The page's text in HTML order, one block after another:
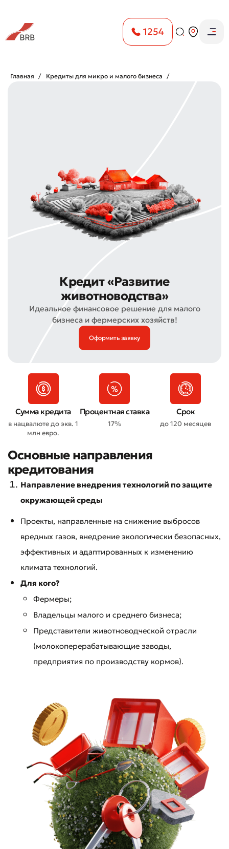
1254
Главная
Кредиты для микро и малого бизнеса
Кредит «Развитие
животноводства»
Идеальное финансовое решение для малого
бизнеса и фермерских хозяйств!
Оформить заявку
Сумма кредита
в нацвалюте до экв. 1
млн евро.
Процентная ставка
17%
Срок
до 120 месяцев
Основные направления
кредитования
Направление внедрения технологий по защите
окружающей среды
Проекты, направленные на снижение выбросов
вредных газов, внедрение экологически безопасных,
эффективных и адаптированных к изменению
климата технологий.
Для кого?
Фермеры;
Владельцы малого и среднего бизнеса;
Представители животноводческой отрасли
(молокоперерабатывающие заводы,
предприятия по производству кормов).